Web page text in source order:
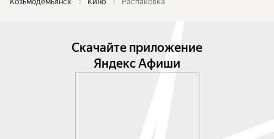
Скачайте приложение
Яндекс Афиши